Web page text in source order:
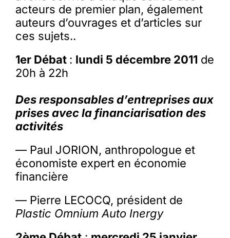
acteurs de premier plan, également
auteurs d’ouvrages et d’articles sur
ces sujets..
1er Débat : lundi 5 décembre 2011 de
20h à 22h
Des responsables d’entreprises aux
prises avec la financiarisation des
activités
— Paul JORION, anthropologue et
économiste expert en économie
financière
— Pierre LECOCQ, président de
Plastic Omnium Auto Inergy